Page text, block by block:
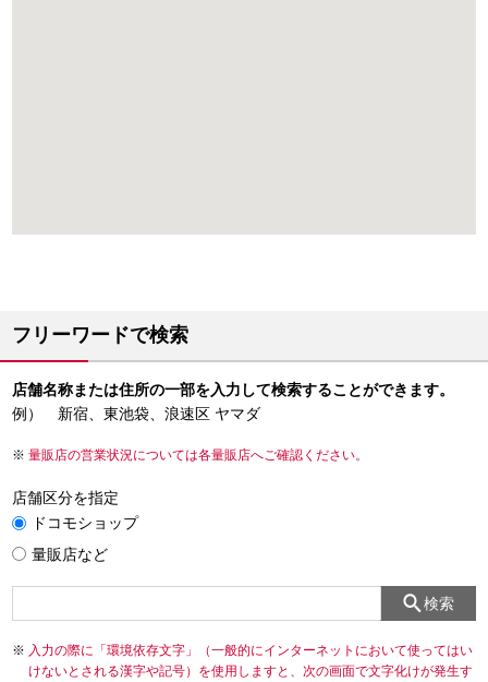
フリーワードで検索
店舗名称または住所の一部を入力して検索することができます。
例） 新宿、東池袋、浪速区 ヤマダ
量販店の営業状況については各量販店へご確認ください。
店舗区分を指定
ドコモショップ
量販店など
検索
入力の際に「環境依存文字」（一般的にインターネットにおいて使ってはい
けないとされる漢字や記号）を使用しますと、次の画面で文字化けが発生す